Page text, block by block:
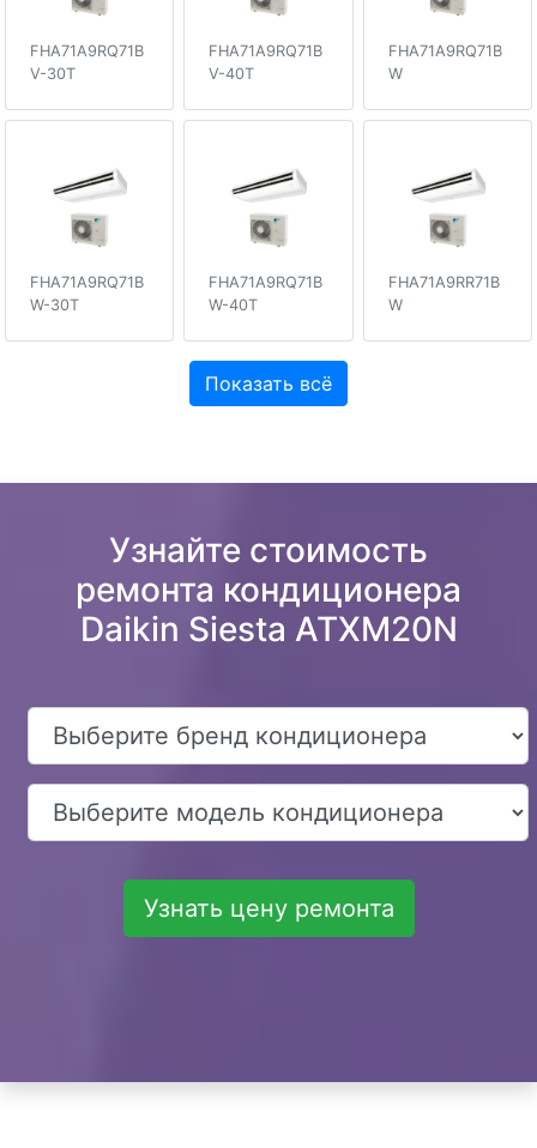
FHA71A9RQ71B
V-30T
FHA71A9RQ71B
V-40T
FHA71A9RQ71B
W
FHA71A9RQ71B
W-30T
FHA71A9RQ71B
W-40T
FHA71A9RR71B
W
Показать всё
Узнайте стоимость
ремонта кондиционера
Daikin Siesta ATXM20N
Узнать цену ремонта